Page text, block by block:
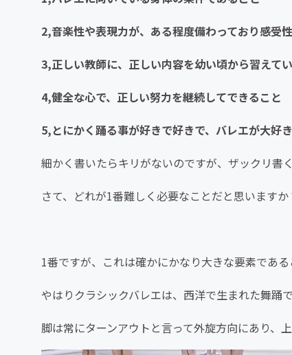
2,音楽性や表現力が、ある程度備わっており感受
3,正しい教師に、正しい内容を幼い頃から習えて
4,健全な心で、正しい努力を継続してできること
5,とにかく踊る事が好きで好きで、バレエが大好
細かく書いたらキリがないのですが、ザックリ書
さて、どれが1番難しく必要なことだと思いますか
1番ですが、これは確かにかなり大きな要素である
やはりクラシックバレエは、西洋で生まれた舞踊
脚は常にターンアウトと言って外旋方向にあり、